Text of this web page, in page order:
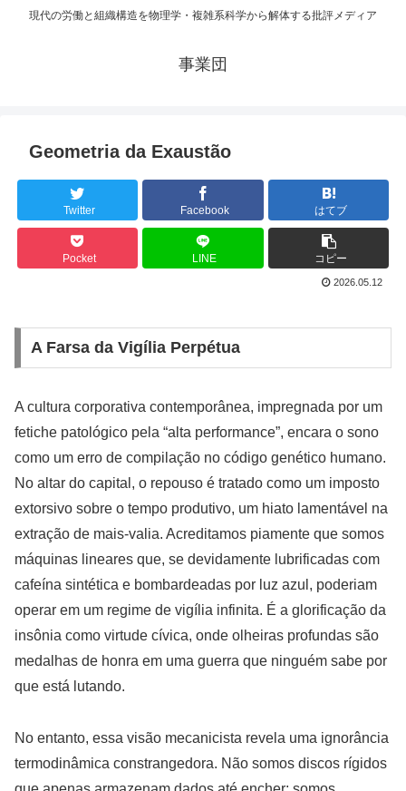
現代の労働と組織構造を物理学・複雑系科学から解体する批評メディア
事業団
Geometria da Exaustão
Twitter Facebook はてブ
Pocket LINE コピー
2026.05.12
A Farsa da Vigília Perpétua
A cultura corporativa contemporânea, impregnada por um
fetiche patológico pela “alta performance”, encara o sono
como um erro de compilação no código genético humano.
No altar do capital, o repouso é tratado como um imposto
extorsivo sobre o tempo produtivo, um hiato lamentável na
extração de mais-valia. Acreditamos piamente que somos
máquinas lineares que, se devidamente lubrificadas com
cafeína sintética e bombardeadas por luz azul, poderiam
operar em um regime de vigília infinita. É a glorificação da
insônia como virtude cívica, onde olheiras profundas são
medalhas de honra em uma guerra que ninguém sabe por
que está lutando.
No entanto, essa visão mecanicista revela uma ignorância
termodinâmica constrangedora. Não somos discos rígidos